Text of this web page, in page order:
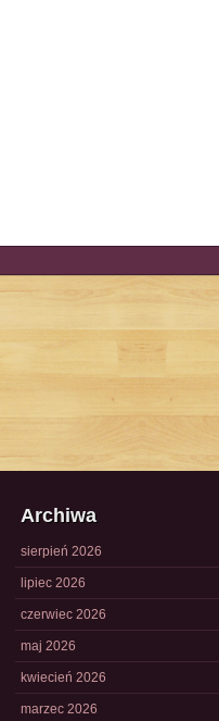
Archiwa
sierpień 2026
lipiec 2026
czerwiec 2026
maj 2026
kwiecień 2026
marzec 2026